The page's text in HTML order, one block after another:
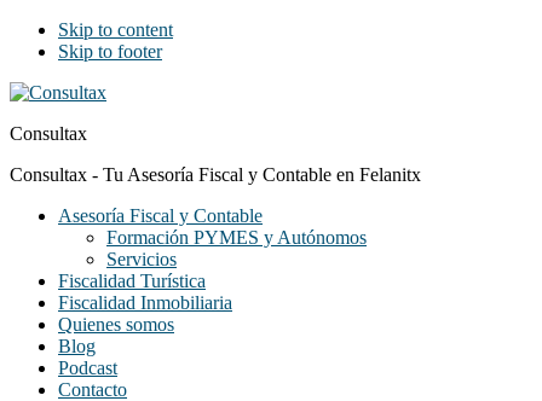
Skip to content
Skip to footer
Consultax
Consultax - Tu Asesoría Fiscal y Contable en Felanitx
Asesoría Fiscal y Contable
Formación PYMES y Autónomos
Servicios
Fiscalidad Turística
Fiscalidad Inmobiliaria
Quienes somos
Blog
Podcast
Contacto